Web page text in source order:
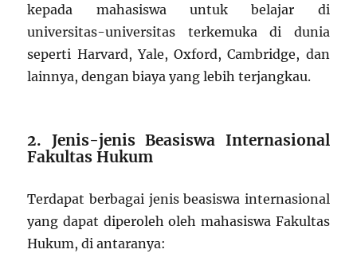
kepada mahasiswa untuk belajar di
universitas-universitas terkemuka di dunia
seperti Harvard, Yale, Oxford, Cambridge, dan
lainnya, dengan biaya yang lebih terjangkau.
2. Jenis-jenis Beasiswa Internasional
Fakultas Hukum
Terdapat berbagai jenis beasiswa internasional
yang dapat diperoleh oleh mahasiswa Fakultas
Hukum, di antaranya: